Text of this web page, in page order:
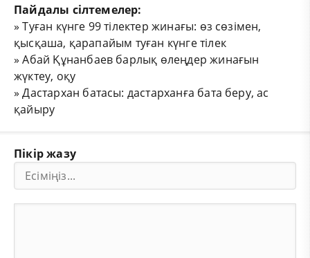
Пайдалы сілтемелер:
»Туған күнге 99 тілектер жинағы: өз сөзімен,
қысқаша, қарапайым туған күнге тілек
»Абай Құнанбаев барлық өлеңдер жинағын
жүктеу, оқу
»Дастархан батасы: дастарханға бата беру, ас
қайыру
Пікір жазу